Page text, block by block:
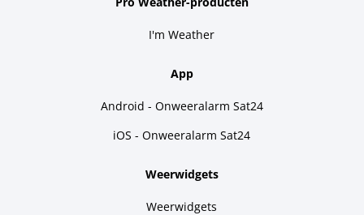
I'm Weather
App
Android - Onweeralarm Sat24
iOS - Onweeralarm Sat24
Weerwidgets
Weerwidgets